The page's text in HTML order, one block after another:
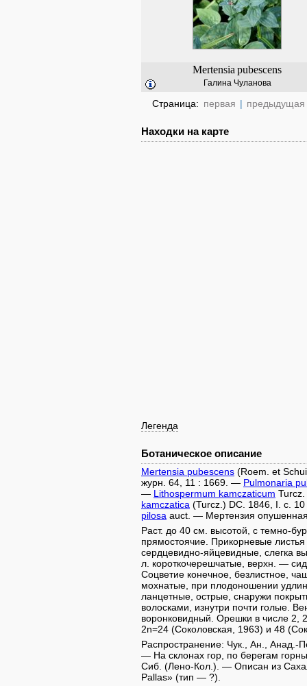
Mertensia pubescens
Галина Чуланова
Страница: первая | предыдущая
Находки на карте
Легенда
Ботаническое описание
Mertensia pubescens (Roem. et
журн. 64, 11 : 1669. — Pulmonaria
— Lithospermum kamczaticum
kamczatica (Turcz.) DC. 1846, I. c.
pilosa auct. — Mертензия
Раст. до 40 см. высотой, с темно-
прямостоячие. Прикорневые
сердцевидно-яйцевидные, слегка
л. короткочерешчатые, верхн. —
Соцветие конечное, безлистное,
мохнатые, при плодоношении
ланцетные, острые, снаружи
волосками, изнутри почти голые.
воронковидный. Орешки в числе 2,
2n=24 (Соколовская, 1963) и 48
Распространение: Чук., Ан.,
— На склонах гор, по берегам
Сиб. (Лено-Кол.). — Описан из
Pallas» (тип — ?).